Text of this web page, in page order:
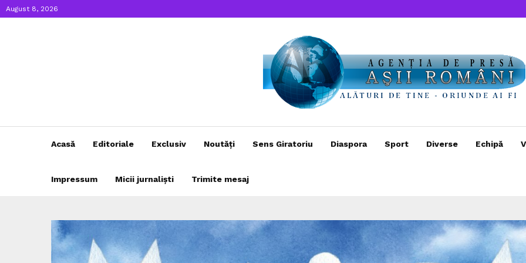
August 8, 2026
Acasă Editoriale Exclusiv Noutăți Sens Giratoriu Diaspora Sport Diverse Echipă
Impressum Micii jurnaliști Trimite mesaj